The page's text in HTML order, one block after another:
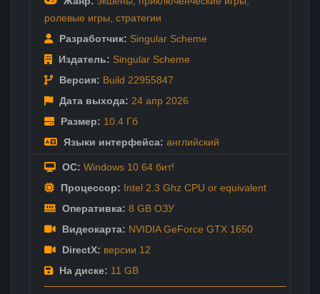
ролевые игры стратегии
Разработчик: Singular Scheme
Издатель: Singular Scheme
Версия: Build 22955847
Дата выхода: 24 апр 2026
Размер: 10.4 Гб
Языки интерфейса: английский
ОС: Windows 10 64 бит!
Процессор: Intel 2.3 Ghz CPU or equivalent
Оперативка: 8 GB ОЗУ
Видеокарта: NVIDIA GeForce GTX 1650
DirectX: версии 12
На диске: 11 GB